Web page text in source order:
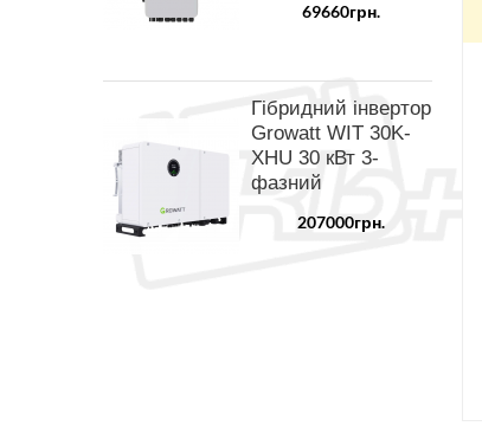
69660грн.
Гібридний інвертор
Growatt WIT 30K-
XHU 30 кВт 3-
фазний
207000грн.